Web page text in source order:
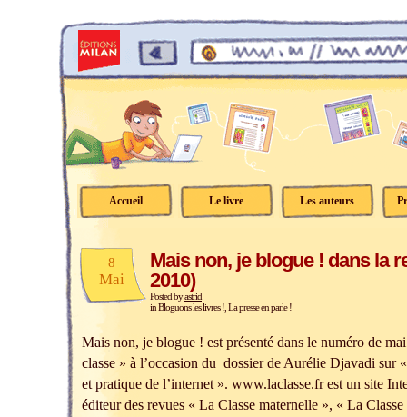
Accueil Le livre Les auteurs
8
Mai
Mais non, je blogue ! dans la
2010)
Posted byastrid
inBloguons les livres ! La presse en parle !
Mais non, je blogue ! est présenté dans le numéro de
classe » à l’occasion du dossier de Aurélie Djavadi sur
et pratique de l’internet ». www.laclasse.fr est un site
éditeur des revues « La Classe maternelle », « La